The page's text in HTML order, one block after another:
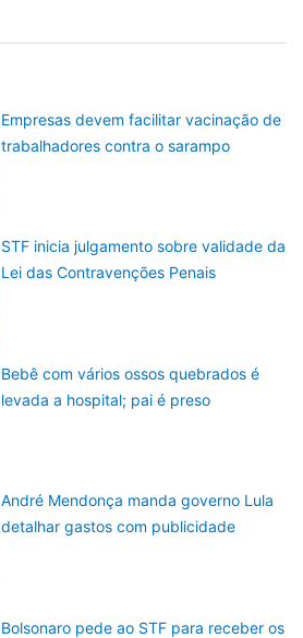
Empresas devem facilitar vacinação de
trabalhadores contra o sarampo
STF inicia julgamento sobre validade da
Lei das Contravenções Penais
Bebê com vários ossos quebrados é
levada a hospital; pai é preso
André Mendonça manda governo Lula
detalhar gastos com publicidade
Bolsonaro pede ao STF para receber os